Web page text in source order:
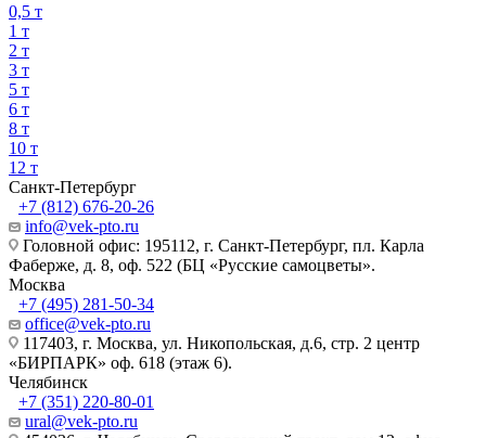
0,5 т
1 т
2 т
3 т
5 т
6 т
8 т
10 т
12 т
Санкт-Петербург
+7 (812) 676-20-26
info@vek-pto.ru
Головной офис: 195112, г. Санкт-Петербург, пл. Карла
Фаберже, д. 8, оф. 522 (БЦ «Русские самоцветы».
Москва
+7 (495) 281-50-34
office@vek-pto.ru
117403, г. Москва, ул. Никопольская, д.6, стр. 2 центр
«БИРПАРК» оф. 618 (этаж 6).
Челябинск
+7 (351) 220-80-01
ural@vek-pto.ru